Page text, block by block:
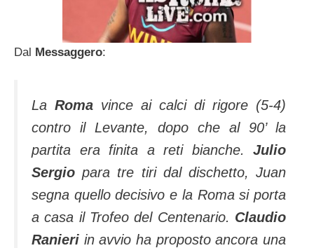
Dal Messaggero:
La Roma vince ai calci di rigore (5-4)
contro il Levante, dopo che al 90’ la
partita era finita a reti bianche. Julio
Sergio para tre tiri dal dischetto, Juan
segna quello decisivo e la Roma si porta
a casa il Trofeo del Centenario. Claudio
Ranieri in avvio ha proposto ancora una